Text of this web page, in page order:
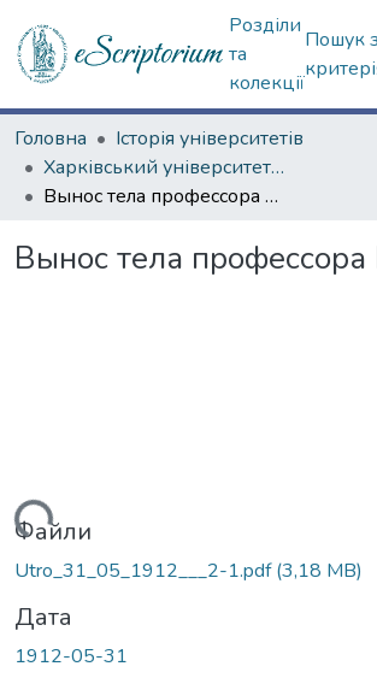
Розділи
та
колекції
Пошук
Головна
Історія університетів
Харківський університет (сторінками періодичних видань)
Вынос тела профессора Михина
Вынос тела
Файли
Utro_31_05_1912___2-1.pdf(3,18 MB)
Дата
1912-05-31